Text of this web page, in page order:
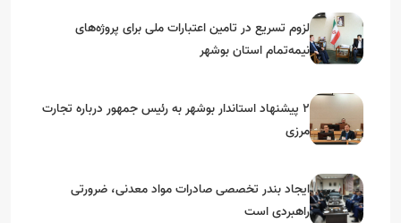
لزوم تسریع در تامین اعتبارات ملی برای پروژه‌های
نیمه‌تمام استان بوشهر
۲ پیشنهاد استاندار بوشهر به رئیس جمهور درباره تجارت
مرزی
ایجاد بندر تخصصی صادرات مواد معدنی، ضرورتی
راهبردی است